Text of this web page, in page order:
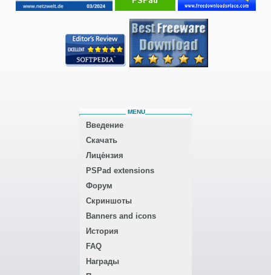
MENU
Введение
Скачать
Лице́нзия
PSPad extensions
Форум
Скриншоты
Banners and icons
История
FAQ
Награды